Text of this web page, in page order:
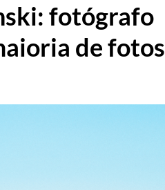
fotógrafo
de fotos